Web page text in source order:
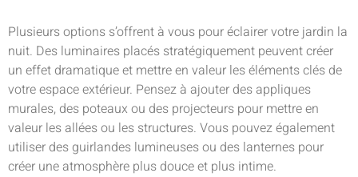
Plusieurs options s’offrent à vous pour éclairer votre jardin la
nuit. Des luminaires placés stratégiquement peuvent créer
un effet dramatique et mettre en valeur les éléments clés de
votre espace extérieur. Pensez à ajouter des appliques
murales, des poteaux ou des projecteurs pour mettre en
valeur les allées ou les structures. Vous pouvez également
utiliser des guirlandes lumineuses ou des lanternes pour
créer une atmosphère plus douce et plus intime.